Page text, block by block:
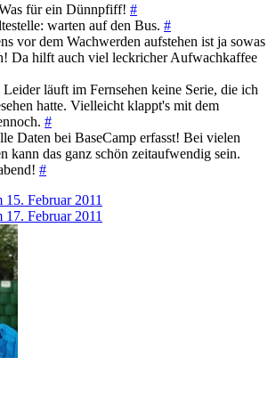
für ein Dünnpfiff! #
warten auf den Bus. #
vor dem Wachwerden aufstehen ist ja sowas
Da hilft auch viel leckricher Aufwachkaffee
läuft im Fernsehen keine Serie, die ich
hatte. Vielleicht klappt's mit dem
#
Daten bei BaseCamp erfasst! Bei vielen
kann das ganz schön zeitaufwendig sein.
#
Februar 2011
Februar 2011